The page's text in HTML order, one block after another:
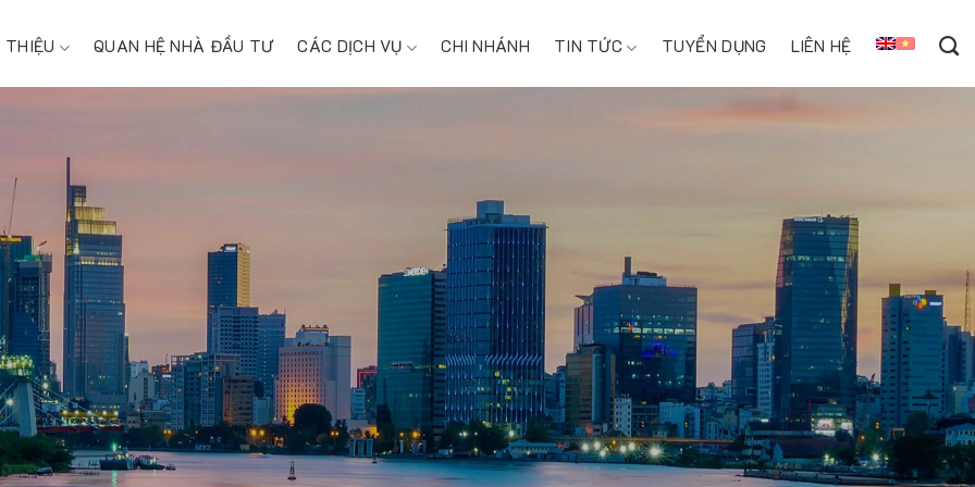
THIỆU QUAN HỆ NHÀ ĐẦU TƯ CÁC DỊCH VỤ CHI NHÁNH TIN TỨC TUYỂN DỤNG LIÊN HỆ